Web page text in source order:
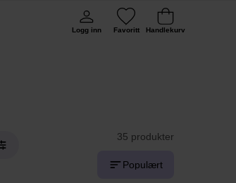
Logg inn Favoritt Handlekurv
35 produkter
Populært